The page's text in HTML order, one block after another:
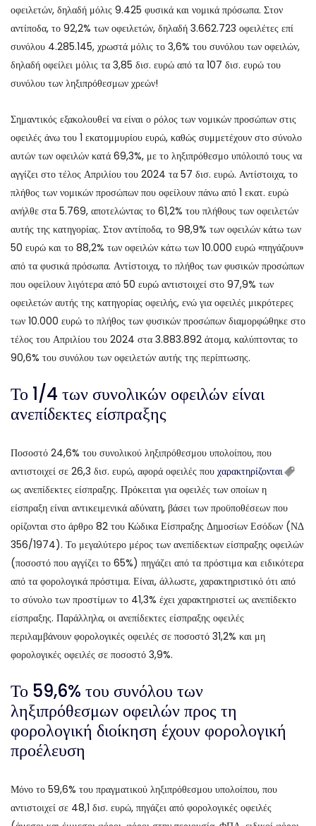
οφειλετών, δηλαδή μόλις 9.425 φυσικά και νομικά πρόσωπα. Στον
αντίποδα, το 92,2% των οφειλετών, δηλαδή 3.662.723 οφειλέτες επί
συνόλου 4.285.145, χρωστά μόλις το 3,6% του συνόλου των οφειλών,
δηλαδή οφείλει μόλις τα 3,85 δισ. ευρώ από τα 107 δισ. ευρώ του
συνόλου των ληξιπρόθεσμων χρεών!
Σημαντικός εξακολουθεί να είναι ο ρόλος των νομικών προσώπων στις
οφειλές άνω του 1 εκατομμυρίου ευρώ, καθώς συμμετέχουν στο σύνολο
αυτών των οφειλών κατά 69,3%, με το ληξιπρόθεσμο υπόλοιπό τους να
αγγίζει στο τέλος Απριλίου του 2024 τα 57 δισ. ευρώ. Αντίστοιχα, το
πλήθος των νομικών προσώπων που οφείλουν πάνω από 1 εκατ. ευρώ
ανήλθε στα 5.769, αποτελώντας το 61,2% του πλήθους των οφειλετών
αυτής της κατηγορίας. Στον αντίποδα, το 98,9% των οφειλών κάτω των
50 ευρώ και το 88,2% των οφειλών κάτω των 10.000 ευρώ «πηγάζουν»
από τα φυσικά πρόσωπα. Αντίστοιχα, το πλήθος των φυσικών προσώπων
που οφείλουν λιγότερα από 50 ευρώ αντιστοιχεί στο 97,9% των
οφειλετών αυτής της κατηγορίας οφειλής, ενώ για οφειλές μικρότερες
των 10.000 ευρώ το πλήθος των φυσικών προσώπων διαμορφώθηκε στο
τέλος του Απριλίου του 2024 στα 3.883.892 άτομα, καλύπτοντας το
90,6% του συνόλου των οφειλετών αυτής της περίπτωσης.
Το 1/4 των συνολικών οφειλών είναι
ανεπίδεκτες είσπραξης
Ποσοστό 24,6% του συνολικού ληξιπρόθεσμου υπολοίπου, που
αντιστοιχεί σε 26,3 δισ. ευρώ, αφορά οφειλές που χαρακτηρίζονται
ως ανεπίδεκτες είσπραξης. Πρόκειται για οφειλές των οποίων η
είσπραξη είναι αντικειμενικά αδύνατη, βάσει των προϋποθέσεων που
ορίζονται στο άρθρο 82 του Κώδικα Είσπραξης Δημοσίων Εσόδων (ΝΔ
356/1974). Το μεγαλύτερο μέρος των ανεπίδεκτων είσπραξης οφειλών
(ποσοστό που αγγίζει το 65%) πηγάζει από τα πρόστιμα και ειδικότερα
από τα φορολογικά πρόστιμα. Είναι, άλλωστε, χαρακτηριστικό ότι από
το σύνολο των προστίμων το 41,3% έχει χαρακτηριστεί ως ανεπίδεκτο
είσπραξης. Παράλληλα, οι ανεπίδεκτες είσπραξης οφειλές
περιλαμβάνουν φορολογικές οφειλές σε ποσοστό 31,2% και μη
φορολογικές οφειλές σε ποσοστό 3,9%.
Το 59,6% του συνόλου των
ληξιπρόθεσμων οφειλών προς τη
φορολογική διοίκηση έχουν φορολογική
προέλευση
Μόνο το 59,6% του πραγματικού ληξιπρόθεσμου υπολοίπου, που
αντιστοιχεί σε 48,1 δισ. ευρώ, πηγάζει από φορολογικές οφειλές